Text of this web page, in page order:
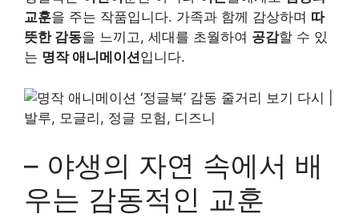
교훈을 주는 작품입니다. 가족과 함께 감상하며 따
뜻한 감동을 느끼고, 세대를 초월하여 공감할 수 있
는 명작 애니메이션입니다.
– 야생의 자연 속에서 배
우는 감동적인 교훈